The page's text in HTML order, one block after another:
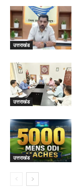
उत्तराखंड
उत्तराखंड
उत्तराखंड